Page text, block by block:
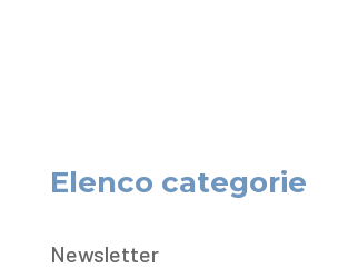
Elenco categorie
Newsletter